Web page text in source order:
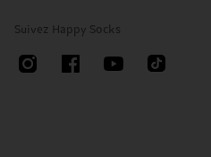
Suivez Happy Socks